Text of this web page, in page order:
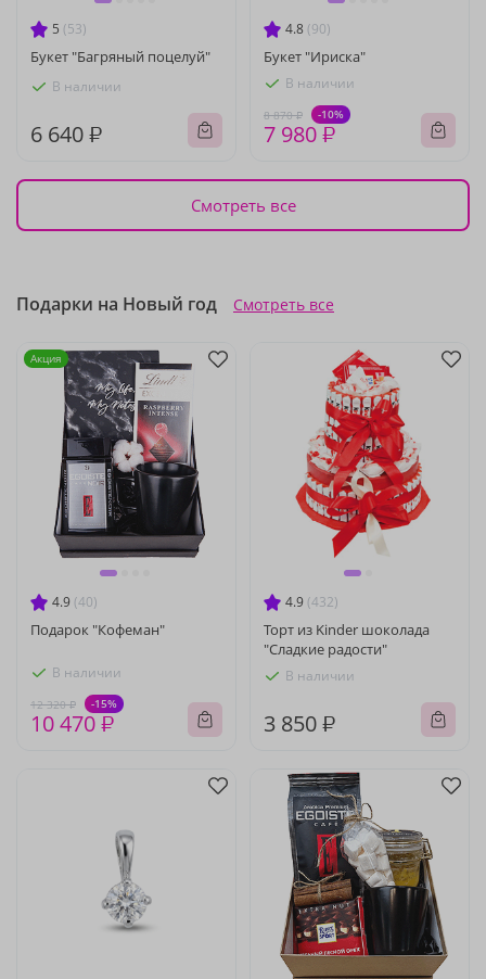
5 (53)
Букет "Багряный поцелуй"
В наличии
6 640 ₽
4.8 (90)
Букет "Ириска"
В наличии
8 870 ₽ -10%
7 980 ₽
Смотреть все
Подарки на Новый год Смотреть все
4.9 (40)
Подарок "Кофеман"
В наличии
12 320 ₽ -15%
10 470 ₽
Акция
4.9 (432)
Торт из Kinder шоколада
"Сладкие радости"
В наличии
3 850 ₽